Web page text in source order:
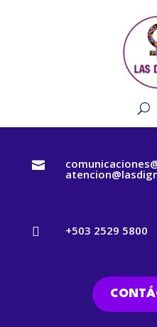

 +503 2529 5800